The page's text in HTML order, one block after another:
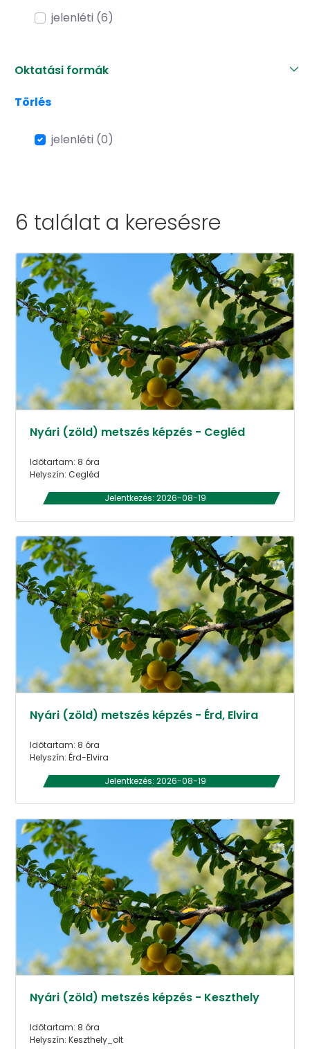
jelenléti (6)
Oktatási formák
Törlés
jelenléti (0)
6 találat a keresésre
Nyári (zöld) metszés képzés - Cegléd
Időtartam: 8 óra
Helyszín: Cegléd
Jelentkezés: 2026-08-19
Nyári (zöld) metszés képzés - Érd, Elvira
Időtartam: 8 óra
Helyszín: Érd-Elvira
Jelentkezés: 2026-08-19
Nyári (zöld) metszés képzés - Keszthely
Időtartam: 8 óra
Helyszín: Keszthely_olt